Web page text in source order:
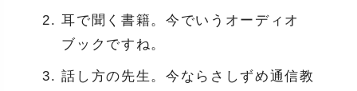
耳で聞く書籍。今でいうオーディオ
ブックですね。
話し方の先生。今ならさしずめ通信教